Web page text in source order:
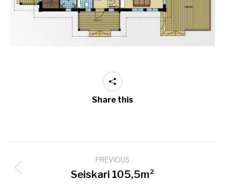
Share this
navigation
PREVIOUS
Previous
Seiskari 105,5m²